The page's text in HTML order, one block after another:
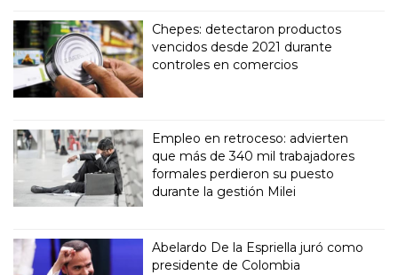
Chepes: detectaron productos
vencidos desde 2021 durante
controles en comercios
Empleo en retroceso: advierten
que más de 340 mil trabajadores
formales perdieron su puesto
durante la gestión Milei
Abelardo De la Espriella juró como
presidente de Colombia